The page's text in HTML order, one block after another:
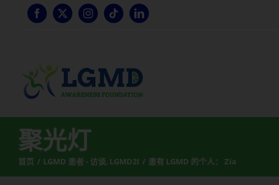
聚光灯
首页 LGMD 患者 - 访谈 LGMD2I 患有 LGMD 的个人： Zia